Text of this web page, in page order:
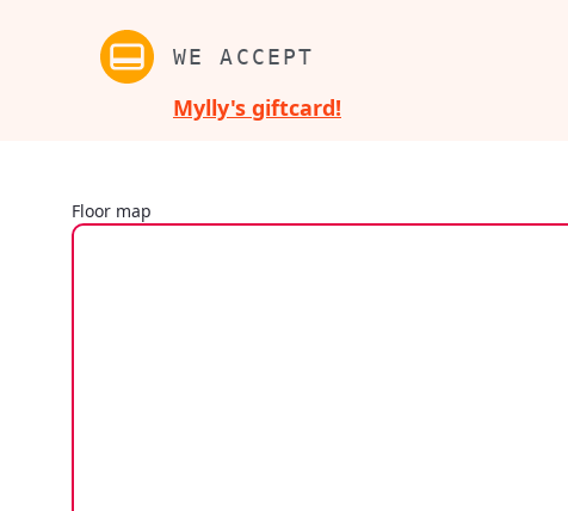
WE ACCEPT
Mylly's giftcard!
Floor map